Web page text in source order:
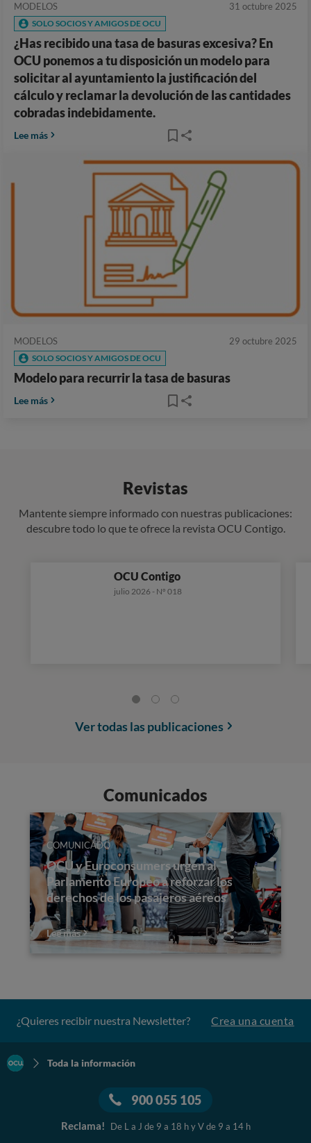
MODELOS 31 octubre 2025
SOLO SOCIOS Y AMIGOS DE OCU
¿Has recibido una tasa de basuras excesiva? En
OCU ponemos a tu disposición un modelo para
solicitar al ayuntamiento la justificación del
cálculo y reclamar la devolución de las cantidades
cobradas indebidamente.
Lee más
MODELOS 29 octubre 2025
SOLO SOCIOS Y AMIGOS DE OCU
Modelo para recurrir la tasa de basuras
Lee más
Revistas
Mantente siempre informado con nuestras publicaciones:
descubre todo lo que te ofrece la revista OCU Contigo.
OCU Contigo
julio 2026 - Nº 018
Ver todas las publicaciones
Comunicados
COMUNICADO
OCU y Euroconsumers urgen al
Parlamento Europeo a reforzar los
derechos de los pasajeros aéreos
Lee más
¿Quieres recibir nuestra Newsletter? Crea una cuenta
Toda la información
900 055 105
Reclama! De L a J de 9 a 18 h y V de 9 a 14 h